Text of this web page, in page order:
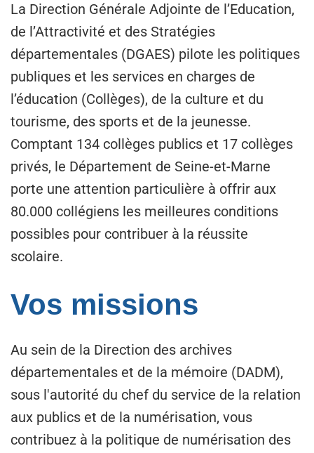
La Direction Générale Adjointe de l’Education,
de l’Attractivité et des Stratégies
départementales (DGAES) pilote les politiques
publiques et les services en charges de
l’éducation (Collèges), de la culture et du
tourisme, des sports et de la jeunesse.
Comptant 134 collèges publics et 17 collèges
privés, le Département de Seine-et-Marne
porte une attention particulière à offrir aux
80.000 collégiens les meilleures conditions
possibles pour contribuer à la réussite
scolaire.
Vos missions
Au sein de la Direction des archives
départementales et de la mémoire (DADM),
sous l'autorité du chef du service de la relation
aux publics et de la numérisation, vous
contribuez à la politique de numérisation des